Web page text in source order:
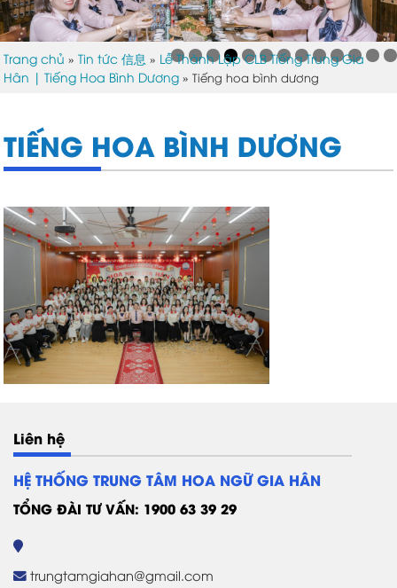
Trang chủ »Tin tức 信息 » Lễ Thành Lập CLB Tiếng Trung Gia
Hân | Tiếng Hoa Bình Dương »Tiếng hoa bình dương
TIẾNG HOA BÌNH DƯƠNG
Liên hệ
HỆ THỐNG TRUNG TÂM HOA NGỮ GIA HÂN
TỔNG ĐÀI TƯ VẤN: 1900 63 39 29
trungtamgiahan@gmail.com